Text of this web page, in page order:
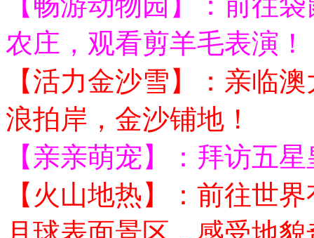
农庄，观看剪羊毛表演！
【活力金沙雪】：亲临
浪拍岸，金沙铺地！
【亲亲萌宠】：拜访五
【火山地热】：前往世